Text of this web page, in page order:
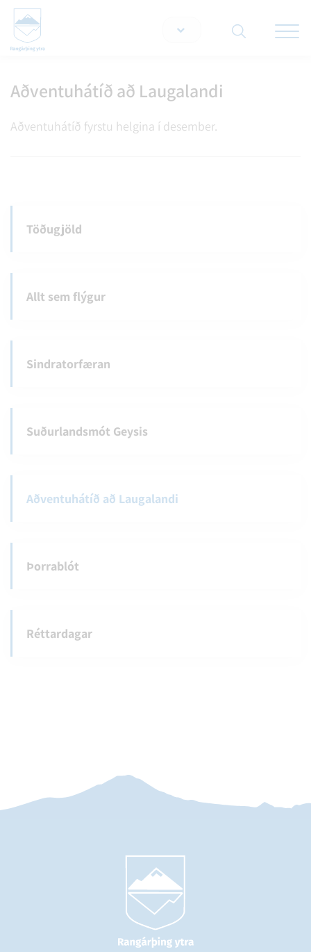
Aðventuhátíð að Laugalandi
Aðventuhátíð fyrstu helgina í desember.
Töðugjöld
Allt sem flýgur
Sindratorfæran
Suðurlandsmót Geysis
Aðventuhátíð að Laugalandi
Þorrablót
Réttardagar
Leita á vef